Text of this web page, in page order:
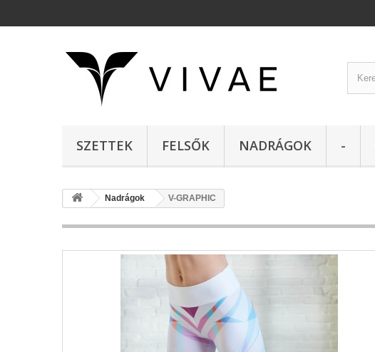
SZETTEK FELSŐK NADRÁGOK -
Nadrágok V-GRAPHIC